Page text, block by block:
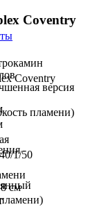
Coventry
версия
пламени)
см
Coventry
1/50